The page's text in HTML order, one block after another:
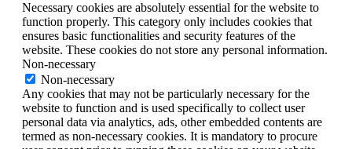
Necessary cookies are absolutely essential for the website to
function properly. This category only includes cookies that
ensures basic functionalities and security features of the
website. These cookies do not store any personal information.
Non-necessary
Non-necessary
Any cookies that may not be particularly necessary for the
website to function and is used specifically to collect user
personal data via analytics, ads, other embedded contents are
termed as non-necessary cookies. It is mandatory to procure